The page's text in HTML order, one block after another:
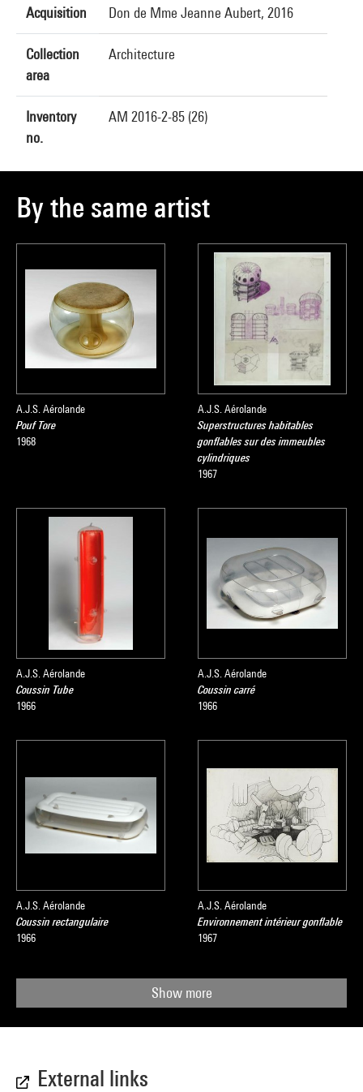
Acquisition Don de Mme Jeanne Aubert, 2016
Collection
area
Architecture
Inventory
no.
AM 2016-2-85 (26)
By the same artist
A.J.S. Aérolande
Pouf Tore
1968
A.J.S. Aérolande
Superstructures habitables
gonflables sur des immeubles
cylindriques
1967
A.J.S. Aérolande
Coussin Tube
1966
A.J.S. Aérolande
Coussin carré
1966
A.J.S. Aérolande
Coussin rectangulaire
1966
A.J.S. Aérolande
Environnement intérieur gonflable
1967
Show more
External links